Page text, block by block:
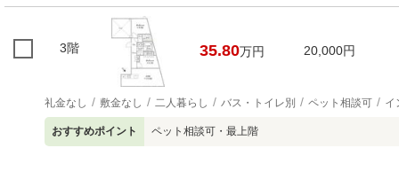
3階 35.80万円 20,000円
礼金なし 敷金なし 二人暮らし バス・トイレ別 ペット相談可 イ
おすすめポイント ペット相談可・最上階